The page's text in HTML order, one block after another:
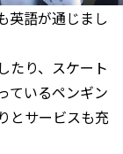
英語が通じまし
たり、スケート
ているペンギン
とサービスも充